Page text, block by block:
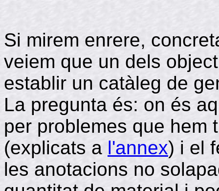
Si mirem enrere,
veiem que un dels
establir un catàleg de
La pregunta és: on és
per problemes que hem
(explicats a l'annex) i el
les anotacions no